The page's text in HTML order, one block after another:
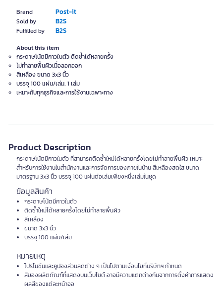
Brand Post-it
Sold by B2S
Fulfilled by B2S
About this item
กระดาษโน้ตมีกาวในตัว ติดซ้ำได้หลายครั้ง
ไม่ทำลายพื้นผิวเมื่อลอกออก
สีเหลือง ขนาด 3x3 นิ้ว
บรรจุ 100 แผ่น/เล่ม, 1 เล่ม
เหมาะกับทุกธุรกิจและการใช้งานเฉพาะทาง
Product Description
กระดาษโน้ตมีกาวในตัว ที่สามารถติดซ้ำใหม่ได้หลายครั้งโดยไม่ทำลายพื้นผิว เหมาะ
สำหรับการใช้งานในสำนักงานและการจัดการของภายในบ้าน สีเหลืองสดใส ขนาด
มาตรฐาน 3x3 นิ้ว บรรจุ 100 แผ่นต่อเล่มเพียงหนึ่งเล่มในชุด
ข้อมูลสินค้า
กระดาษโน้ตมีกาวในตัว
ติดซ้ำใหม่ได้หลายครั้งโดยไม่ทำลายพื้นผิว
สีเหลือง
ขนาด 3x3 นิ้ว
บรรจุ 100 แผ่น/เล่ม
หมายเหตุ
โปรโมชันและคูปองส่วนลดต่าง ๆ เป็นไปตามเงื่อนไขที่บริษัทฯ กำหนด
สีของผลิตภัณฑ์ที่แสดงบนเว็บไซต์ อาจมีความแตกต่างกันจากการตั้งค่าการแสดง
ผลสีของแต่ละหน้าจอ